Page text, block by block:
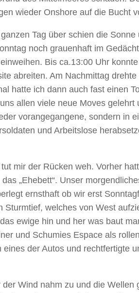
wieder Onshore auf die Bucht
Tag über schien die
noch grauenhaft im
Bis ca.13:00 Uhr
abreiten. Am Nachmittag
hatte ich dann auch fast einen
allen viele neue Moves
vorangegangene, sondern in
und Arbeitslose
mir der Rücken weh. Vorher
„Ehebett“. Unser
ernsthaft ob wir erst
welches von West
ewige hin und her was baut
und Schumies Espace als
der Autos und rechtfertigte
Wind nahm zu und die